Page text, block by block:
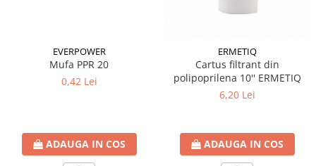
Radiatoare/Calorifere Brise
Heizkorper
- Profil Rotund
RADIATOARE DE BAIE DIN OTEL
EVERPOWER
Mufa PPR 20
0,42 Lei
ADAUGA IN COS
ERMETIQ
Cartus filtrant din
polipoprilena 10'' ERMETIQ
6,20 Lei
ADAUGA IN COS